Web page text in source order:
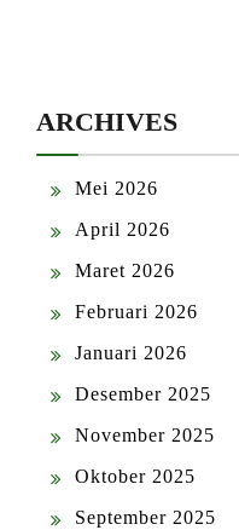
ARCHIVES
Mei 2026
April 2026
Maret 2026
Februari 2026
Januari 2026
Desember 2025
November 2025
Oktober 2025
September 2025